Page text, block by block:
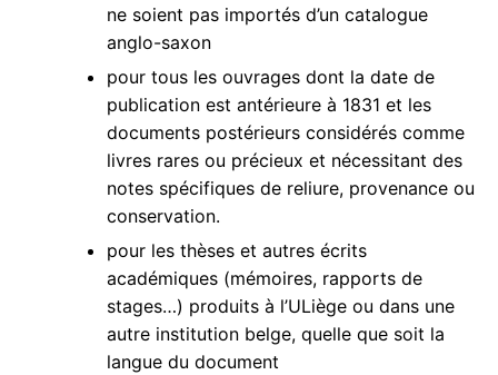
ne soient pas importés d’un catalogue
anglo-saxon
pour tous les ouvrages dont la date de
publication est antérieure à 1831 et les
documents postérieurs considérés comme
livres rares ou précieux et nécessitant des
notes spécifiques de reliure, provenance ou
conservation.
pour les thèses et autres écrits
académiques (mémoires, rapports de
stages…) produits à l’ULiège ou dans une
autre institution belge, quelle que soit la
langue du document